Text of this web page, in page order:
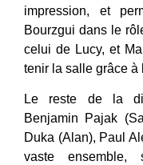
impression, et
Bourzgui dans le
celui de Lucy, et
tenir la salle grâce à
Le reste de la
Benjamin Pajak
Duka (Alan), Paul
vaste ensemble,